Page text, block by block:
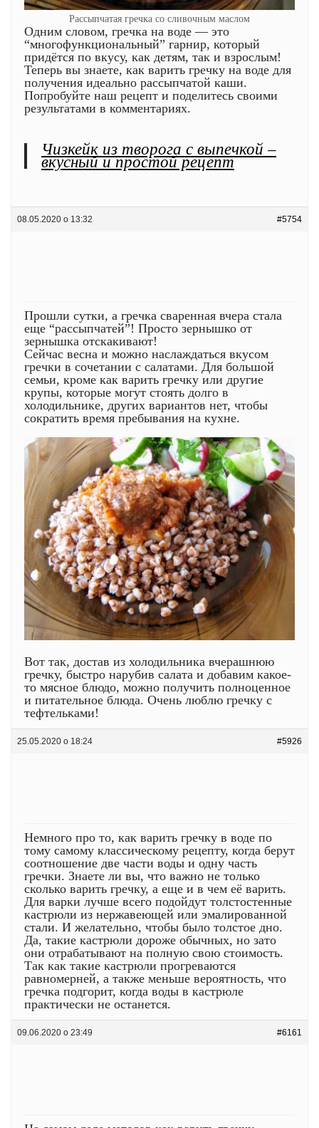
Рассыпчатая гречка со сливочным маслом
Одним словом, гречка на воде — это
“многофункциональный” гарнир, который
придётся по вкусу, как детям, так и взрослым!
Теперь вы знаете, как варить гречку на воде для
получения идеально рассыпчатой каши.
Попробуйте наш рецепт и поделитесь своими
результатами в комментариях.
Чизкейк из творога с выпечкой –
вкусный и простой рецепт
08.05.2020 о 13:32 #5754
Прошли сутки, а гречка сваренная вчера стала
еще “рассыпчатей”! Просто зернышко от
зернышка отскакивают!
Сейчас весна и можно наслаждаться вкусом
гречки в сочетании с салатами. Для большой
семьи, кроме как варить гречку или другие
крупы, которые могут стоять долго в
холодильнике, других вариантов нет, чтобы
сократить время пребывания на кухне.
Вот так, достав из холодильника вчерашнюю
гречку, быстро нарубив салата и добавим какое-
то мясное блюдо, можно получить полноценное
и питательное блюда. Очень люблю гречку с
тефтельками!
25.05.2020 о 18:24 #5926
Немного про то, как варить гречку в воде по
тому самому классическому рецепту, когда берут
соотношение две части воды и одну часть
гречки. Знаете ли вы, что важно не только
сколько варить гречку, а еще и в чем её варить.
Для варки лучше всего подойдут толстостенные
кастрюли из нержавеющей или эмалированной
стали. И желательно, чтобы было толстое дно.
Да, такие кастрюли дороже обычных, но зато
они отрабатывают на полную свою стоимость.
Так как такие кастрюли прогреваются
равномерней, а также меньше вероятность, что
гречка подгорит, когда воды в кастрюле
практически не останется.
09.06.2020 о 23:49 #6161